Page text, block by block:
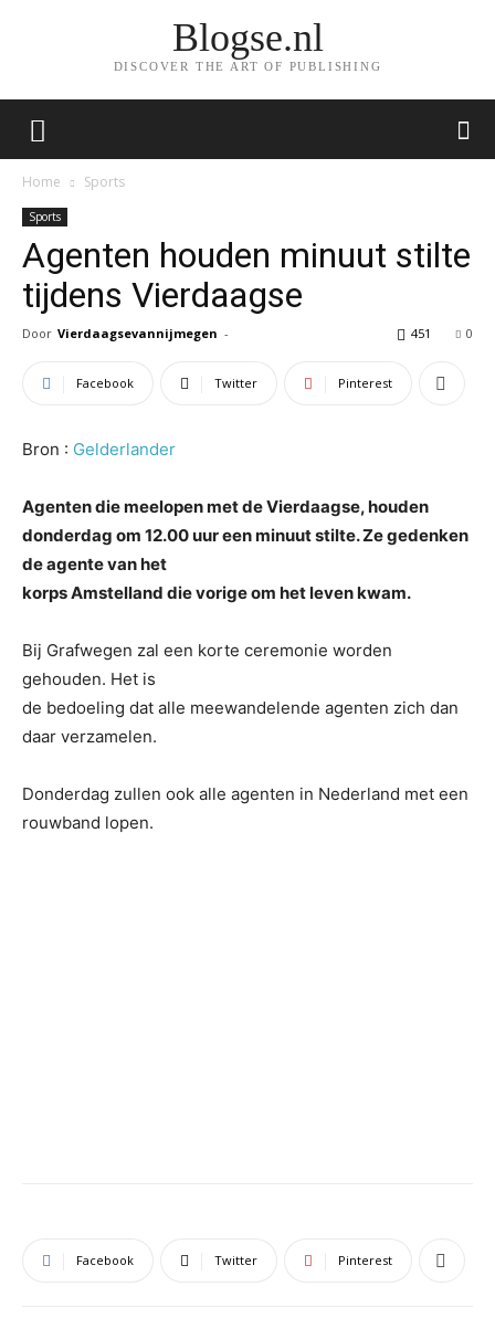
Blogse.nl
DISCOVER THE ART OF PUBLISHING
Home Sports
Sports
Agenten houden minuut stilte
tijdens Vierdaagse
Door Vierdaagsevannijmegen - 0
451
Facebook Twitter Pinterest
Bron : Gelderlander
Agenten die meelopen met de Vierdaagse, houden
donderdag om 12.00 uur een minuut stilte. Ze gedenken
de agente van het
korps Amstelland die vorige om het leven kwam.
Bij Grafwegen zal een korte ceremonie worden
gehouden. Het is
de bedoeling dat alle meewandelende agenten zich dan
daar verzamelen.
Donderdag zullen ook alle agenten in Nederland met een
rouwband lopen.
Facebook Twitter Pinterest